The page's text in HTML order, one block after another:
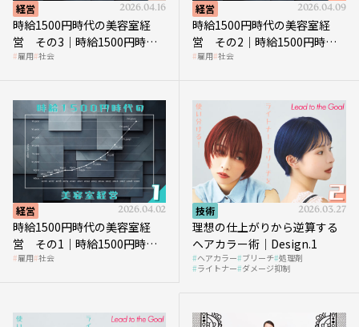
経営 2026.04.16
時給1500円時代の美容室経
営 その3｜時給1500円時
代、美容業はどのような影響
雇用 社会
経営 2026.04.09
時給1500円時代の美容室経
営 その2｜時給1500円時代
に支払う給与はいくらなのか
雇用 社会
経営 2026.04.02
時給1500円時代の美容室経
営 その1｜時給1500円時代
へ向かう社会的背景
雇用 社会
技術 2026.03.27
理想の仕上がりから逆算する
ヘアカラー術｜Design.1
ヘアカラー ブリーチ 処理剤
ライトナー ダメージ抑制